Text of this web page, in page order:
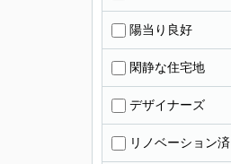
陽当り良好
閑静な住宅地
デザイナーズ
リノベーション済